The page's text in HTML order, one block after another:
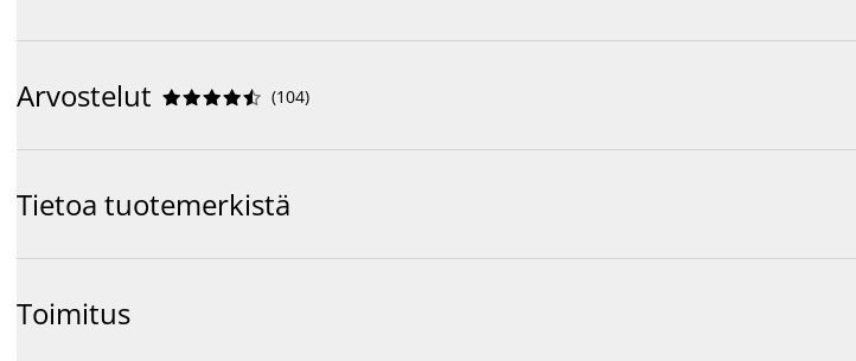
Arvostelut 




 (104)
Tietoa tuotemerkistä
Toimitus